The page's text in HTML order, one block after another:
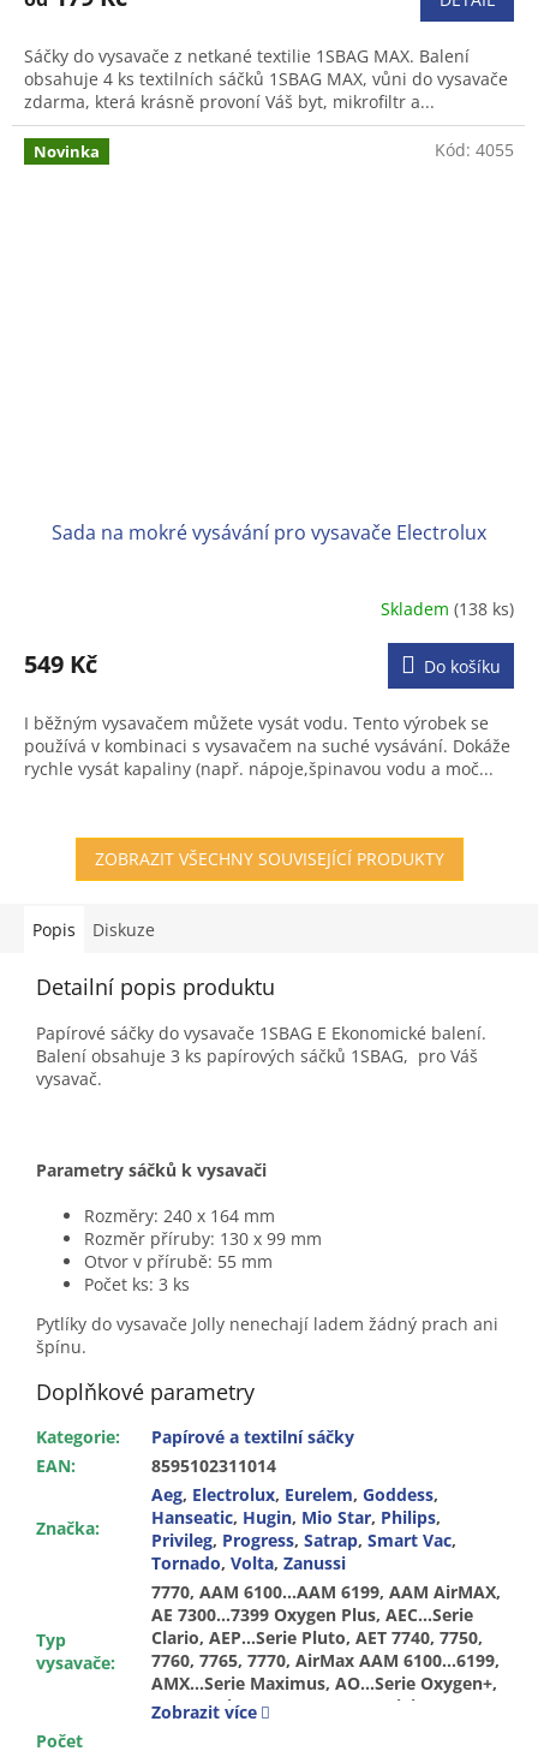
Sáčky do vysavače z netkané textilie 1SBAG MAX. Balení
obsahuje 4 ks textilních sáčků 1SBAG MAX, vůni do vysavače
zdarma, která krásně provoní Váš byt, mikrofiltr a...
Novinka
Sada na mokré vysávání pro vysavače Electrolux
Skladem (138 ks)
549 Kč Do košíku
I běžným vysavačem můžete vysát vodu. Tento výrobek se
používá v kombinaci s vysavačem na suché vysávání. Dokáže
rychle vysát kapaliny (např. nápoje,špinavou vodu a moč...
Kód: 4055
ZOBRAZIT VŠECHNY SOUVISEJÍCÍ PRODUKTY
Popis Diskuze
Detailní popis produktu
Papírové sáčky do vysavače 1SBAG E Ekonomické balení.
Balení obsahuje 3 ks papírových sáčků 1SBAG, pro Váš
vysavač.
Parametry sáčků k vysavači
Rozměry: 240 x 164 mm
Rozměr příruby: 130 x 99 mm
Otvor v přírubě: 55 mm
Počet ks: 3 ks
Pytlíky do vysavače Jolly nenechají ladem žádný prach ani
špínu.
Doplňkové parametry
Kategorie:
Papírové a textilní sáčky
EAN: 8595102311014
Značka:
Aeg, Electrolux, Eurelem, Goddess,
Hanseatic, Hugin, Mio Star, Philips,
Privileg, Progress, Satrap, Smart Vac,
Tornado, Volta, Zanussi
Typ
vysavače:
7770, AAM 6100…AAM 6199, AAM AirMAX, AE 7300…7399 Oxygen Plus, AEC...Serie Clario, AEP…Serie Pluto, AET 7740, 7750, 7760, 7765, 7770, AirMax AAM 6100…6199, AMX…Serie Maximus, AO…Serie Oxygen+, AOS...Serie Oxy’System, APOrigin AeroPerformer, AUS...Serie Öko 3000 Ultra Silencer, AUS...Serie Ultra Silencer, AVC...Serie Viva Control, AVG…Serie, AVQ...Serie QS Elegance, AVQ...Serie Viva Quickstop, Clario 2 AEP 3515, 3525, Clario AEC 7570…7572, Classic Silence ACSPARKETT, Equipt AEQ10, 11, 12, 20, 25, 30, Ergospace AE 305SC, Ergospace AES 340, 355, Ergospace AESG 300, Essensio AEO 5400...5499, JetMaxx AJG 6800…6899, JetMaxx AJM 6800…6899, JetMaxx dust&gone AJM 68FD1…9, Maximus AMX 7010…7035, Maximux 2000...2200, Oxy3system AOS 9310, 9330, 9352, Oxygen+ AO 7320, 7335, 7350, PowerForce APF 6110, 6111, 6120, 6130, PowerForce APF 6140, 6150, 6160, QS Elégance AVQ 2220…2271, SilentPerformer ASP 7110, 7120, 7130, SilentPerformer ASP 7140, 7150, System Pro P 1...999, Ultra Silencer AUS 3930, 3931G/R, Ultra Silencer AUS 3965/P, 3966P, Ultra Silencer AUS 4030…4090, Ultra Silencer AUS 8230, Ultra Silencer AUSG 3900, 3901, Ultra Silencer AUSÖ 3000, Ultra Silencer USALLFLOOR, Ultra Silencer USENERGY, Ultra Silencer USGREEN, Ultra Silencer USORIGIN DB, Viva Control AVC 1110…1190, Viva Control AVC 1220…1230, Viva Quickstop AVQ 2100…2190, Org. Gr. 200, 201, 203, 205, 206, Org. Gr. S-BAG, AeroPerformer ZAPORIGIN, ZAPORIGIN W, AeroPerformer ZAPORIGINE, AirMax ZAM 6100...6199, AirMax ZAM 6210…6290, AirMax ZAMG 6200, Bolido Z 4500...4595, Clario 2 ZP 3505...3530, Clario 2 ZP4000EL, ZP4001EL, Clario 2 ZP4005N, ZP4010EL, ZP4020EL, Clario 2 ZP4030CH, ZP4042N, Clario 2 ZP4042NEL, ZP4043NEL, Clario Z 1996...2095, Clario Z 7510...7549, Classic Silence ZCS 2000…2560, Enviro VAC Z 2952A, Equipt EEQ 10, 15, 20, 21, Equipt EEQ 30, 31, Ergo Mini Clario 2 - ZP 3510, 3520, Ergobox XXL TT11, 12, 14, Ergoclassic ZP 4000, 4001, 4010, 4020, Ergoclassic ZP 4042N, 4043N, Ergospace 2253…2272 XXL, Ergospace ESALLFLOOR, Ergospace ESANIMAL, Ergospace ESANIMAL+, Ergospace ESCLASSIC, Ergospace ESCLASSICP, Ergospace ESCLASSICR, Ergospace ESFLOORPRO, Ergospace ESGREEN, Ergospace ESORIGIN, Ergospace ESPARKETT+, Ergospace ESPARKETTO, Ergospace ESSPEEDY, Ergospace Green ZEG 300…355, Ergospace XXL 00...300, Ergospace XXL TT11, 12, 14, Ergospace ZE 2200…2299, Ergospace ZE 2400, 2410, Ergospace ZE 305…361, Ergospace ZEG 300, 301,
Zobrazit více
Počet